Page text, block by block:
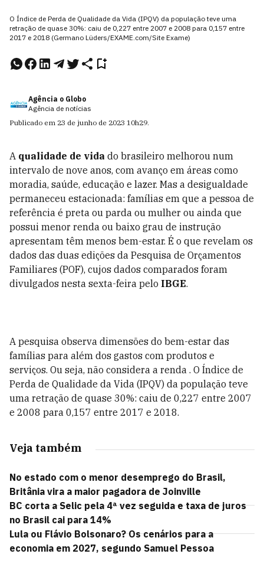
O Índice de Perda de Qualidade da Vida (IPQV) da população teve uma
retração de quase 30%: caiu de 0,227 entre 2007 e 2008 para 0,157 entre
2017 e 2018 (Germano Lüders/EXAME.com/Site Exame)
Agência o Globo
Agência de notícias
Publicado em 23 de junho de 2023 10h29.
A qualidade de vida do brasileiro melhorou num
intervalo de nove anos, com avanço em áreas como
moradia, saúde, educação e lazer. Mas a desigualdade
permaneceu estacionada: famílias em que a pessoa de
referência é preta ou parda ou mulher ou ainda que
possui menor renda ou baixo grau de instrução
apresentam têm menos bem-estar. É o que revelam os
dados das duas edições da Pesquisa de Orçamentos
Familiares (POF), cujos dados comparados foram
divulgados nesta sexta-feira pelo IBGE.
A pesquisa observa dimensões do bem-estar das
famílias para além dos gastos com produtos e
serviços. Ou seja, não considera a renda . O Índice de
Perda de Qualidade da Vida (IPQV) da população teve
uma retração de quase 30%: caiu de 0,227 entre 2007
e 2008 para 0,157 entre 2017 e 2018.
Veja também
No estado com o menor desemprego do Brasil,
Britânia vira a maior pagadora de Joinville
BC corta a Selic pela 4ª vez seguida e taxa de juros
no Brasil cai para 14%
Lula ou Flávio Bolsonaro? Os cenários para a
economia em 2027, segundo Samuel Pessoa